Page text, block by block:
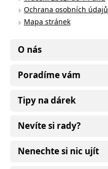
Ochrana osobních údajů
Mapa stránek
O nás
Poradíme vám
Tipy na dárek
Nevíte si rady?
Nenechte si nic ujít